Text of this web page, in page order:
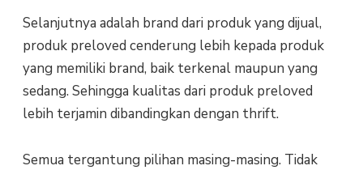
Selanjutnya adalah brand dari produk yang dijual,
produk preloved cenderung lebih kepada produk
yang memiliki brand, baik terkenal maupun yang
sedang. Sehingga kualitas dari produk preloved
lebih terjamin dibandingkan dengan thrift.
Semua tergantung pilihan masing-masing. Tidak